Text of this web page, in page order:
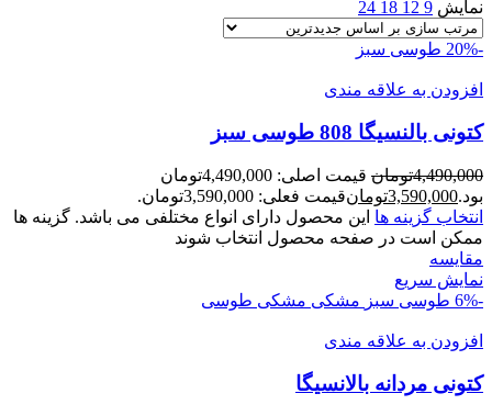
نمایش 9
12
18
24
-20% طوسی سبز
افزودن به علاقه مندی
کتونی بالنسيگا 808 طوسی سبز
4,490,000تومان
قیمت اصلی: 4,490,000تومان
بود.3,590,000تومانقیمت فعلی: 3,590,000تومان.
انتخاب گزینه ها این محصول دارای انواع مختلفی می باشد. گزینه ها
ممکن است در صفحه محصول انتخاب شوند
مقايسه
نمایش سریع
-6%
طوسی سبز مشکی مشکی طوسی
افزودن به علاقه مندی
کتونی مردانه بالانسيگا